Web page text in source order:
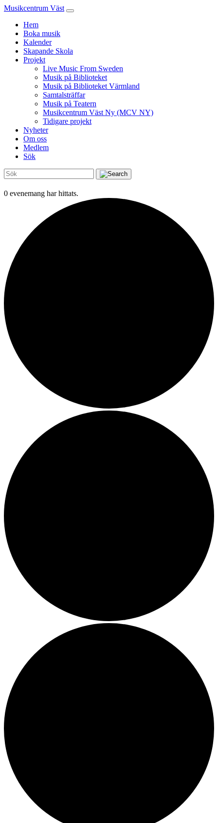
Musikcentrum Väst
Hem
Boka musik
Kalender
Skapande Skola
Projekt
Live Music From Sweden
Musik på Biblioteket
Musik på Biblioteket Värmland
Samtalsträffar
Musik på Teatern
Musikcentrum Väst Ny (MCV NY)
Tidigare projekt
Nyheter
Om oss
Medlem
Sök
0 evenemang har hittats.